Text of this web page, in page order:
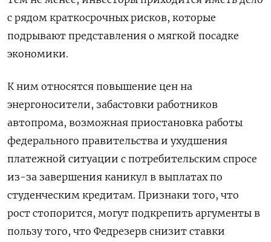
с рядом краткосрочных рисков, которые
подрывают представления о мягкой посадке
экономики.
К ним относятся повышение цен на
энергоносители, забастовки работников
автопрома, возможная приостановка работы
федерального правительства и ухудшения
платежной ситуации с потребительским спросе
из-за завершения каникул в выплатах по
студенческим кредитам. Признаки того, что
рост стопорится, могут подкрепить аргументы в
пользу того, что Федрезерв снизит ставки